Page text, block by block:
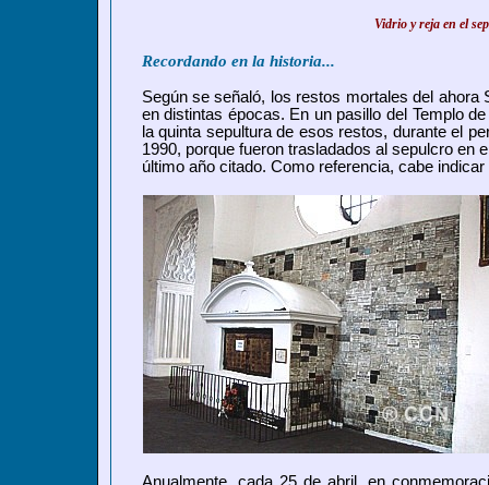
Vidrio y reja en el
Recordando en la historia...
Según se señaló, los restos mortales del
en distintas épocas. En un pasillo del Templo
la quinta sepultura de esos restos, durante el
1990, porque fueron trasladados al sepulcro en
último año citado. Como referencia, cabe